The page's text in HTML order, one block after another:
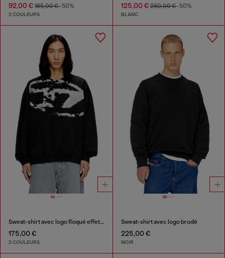
92,00 € 185,00 €-50%
2 COULEURS
125,00 €250,00 €-50%
BLANC
Sweat-shirt avec logo floqué effet vieilli
175,00 €
2 COULEURS
Sweat-shirt avec logo brodé
225,00 €
NOIR